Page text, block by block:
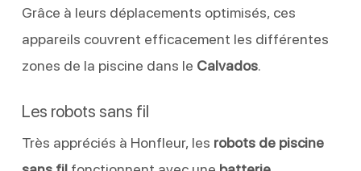
Grâce à leurs déplacements optimisés, ces
appareils couvrent efficacement les différentes
zones de la piscine dans le Calvados.
Les robots sans fil
Très appréciés à Honfleur, les robots de piscine